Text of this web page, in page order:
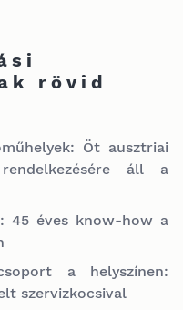
rövid
Öt ausztriai
áll a
éves know-how a
a helyszínen:
szervizkocsival